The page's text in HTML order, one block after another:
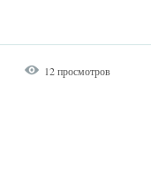
12 просмотров